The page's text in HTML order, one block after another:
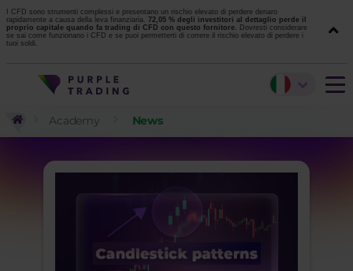
I CFD sono strumenti complessi e presentano un rischio elevato di perdere denaro
rapidamente a causa della leva finanziaria. 72,05 % degli investitori al dettaglio perde il
proprio capitale quando fa trading di CFD con questo fornitore. Dovresti considerare
se sai come funzionano i CFD e se puoi permetterti di correre il rischio elevato di perdere i
tuoi soldi.
Academy News